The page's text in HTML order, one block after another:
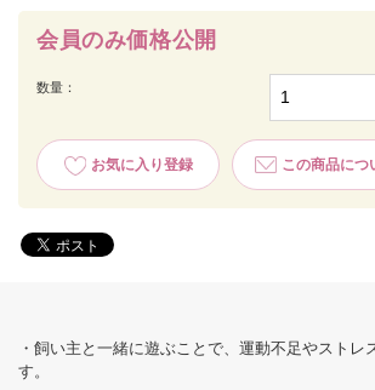
会員のみ価格公開
数量：
お気に入り登録 この商品につ
・飼い主と一緒に遊ぶことで、運動不足やストレ
す。